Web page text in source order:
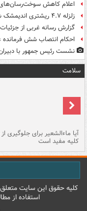
اعلام کاهش سوخت‌رسان‌های
زلزله ۴.۷ ریشتری اندیمشک شهرهای شمال خوزستان را لرزاند
گزارش رسانه غربی از
احکام انتصاب شش فرمانده
نشست رئیس جمهور با
سلامت
آیا ماءالشعیر برای جلوگیری
کلیه مفید است
کليه حقوق اين سايت
استفاده از